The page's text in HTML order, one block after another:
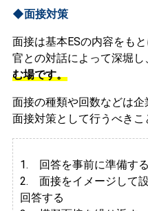
◆面接対策
面接は基本ESの内容をも
官との対話によって深堀し
む場です。
面接の種類や回数などは企
面接対策として行うべきこ
1. 回答を事前に準備する
2. 面接をイメージして
回答する